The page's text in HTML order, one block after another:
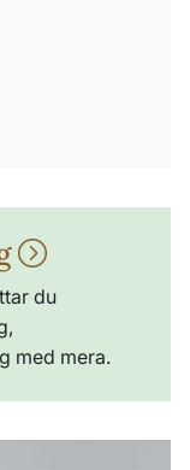
du
med mera.